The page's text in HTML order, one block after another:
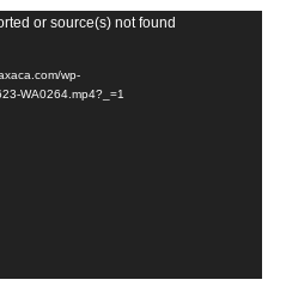
or source(s) not found
wp-
WA0264.mp4?_=1